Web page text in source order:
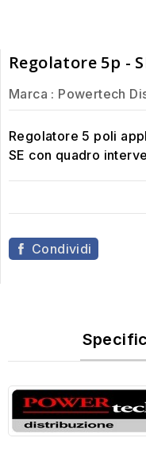
Regolatore 5p -
Marca : Powertech
Regolatore 5 poli
SE con quadro
Condividi